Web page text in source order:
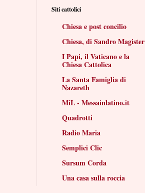
Siti cattolici
Chiesa e post concilio
Chiesa, di Sandro Magister
I Papi, il Vaticano e la
Chiesa Cattolica
La Santa Famiglia di
Nazareth
MiL - Messainlatino.it
Quadrotti
Radio Maria
Semplici Clic
Sursum Corda
Una casa sulla roccia